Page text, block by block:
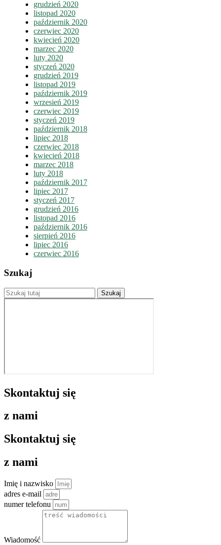
grudzień 2020
listopad 2020
październik 2020
czerwiec 2020
kwiecień 2020
marzec 2020
luty 2020
styczeń 2020
grudzień 2019
listopad 2019
październik 2019
wrzesień 2019
czerwiec 2019
styczeń 2019
październik 2018
lipiec 2018
czerwiec 2018
kwiecień 2018
marzec 2018
luty 2018
październik 2017
lipiec 2017
styczeń 2017
grudzień 2016
listopad 2016
październik 2016
sierpień 2016
lipiec 2016
czerwiec 2016
Szukaj
Skontaktuj się
z nami
Skontaktuj się
z nami
Imię i nazwisko
adres e-mail
numer telefonu
Wiadomość